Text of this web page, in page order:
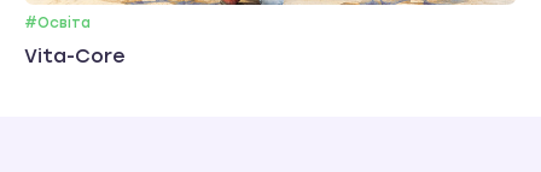
#Освіта
Vita-Core